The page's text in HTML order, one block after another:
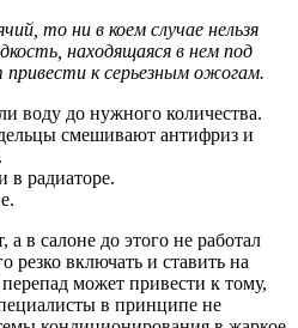
то ни в коем случае нельзя
находящаяся в нем под
к серьезным ожогам.
воду до нужного количества.
смешивают антифриз и
в радиаторе.
а в салоне до этого не работал
резко включать и ставить на
может привести к тому,
в принципе не